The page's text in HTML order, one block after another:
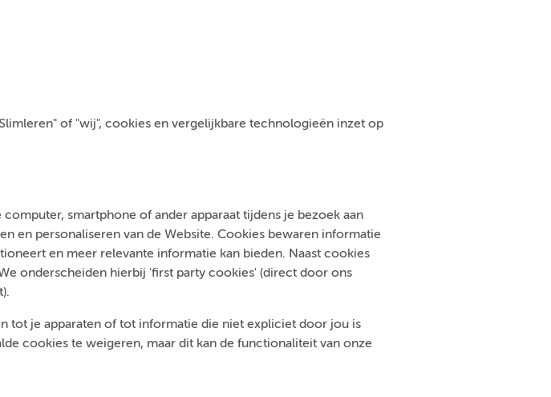
of "wij", cookies en vergelijkbare technologieën inzet op
smartphone of ander apparaat tijdens je bezoek aan
en personaliseren van de Website. Cookies bewaren informatie
en meer relevante informatie kan bieden. Naast cookies
onderscheiden hierbij 'first party cookies' (direct door ons
tot je apparaten of tot informatie die niet expliciet door jou is
cookies te weigeren, maar dit kan de functionaliteit van onze